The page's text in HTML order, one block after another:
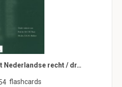
Nederlandse recht / dr…
flashcards